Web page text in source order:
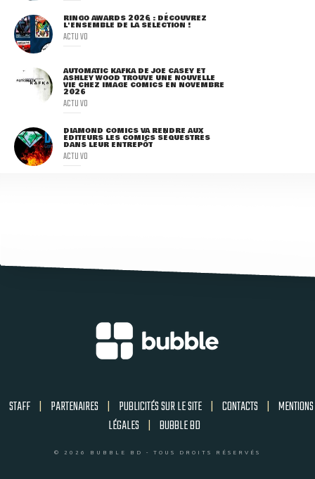
RINGO AWARDS 2026 : DÉCOUVREZ
L'ENSEMBLE DE LA SÉLECTION !
ACTU VO
AUTOMATIC KAFKA DE JOE CASEY ET
ASHLEY WOOD TROUVE UNE NOUVELLE
VIE CHEZ IMAGE COMICS EN NOVEMBRE
2026
ACTU VO
DIAMOND COMICS VA RENDRE AUX
ÉDITEURS LES COMICS SÉQUESTRÉS
DANS LEUR ENTREPÔT
ACTU VO
STAFF | PARTENAIRES | PUBLICITÉS SUR LE SITE | CONTACTS | MENTIONS
LÉGALES | BUBBLE BD
© 2026 BUBBLE BD - TOUS DROITS RÉSERVÉS